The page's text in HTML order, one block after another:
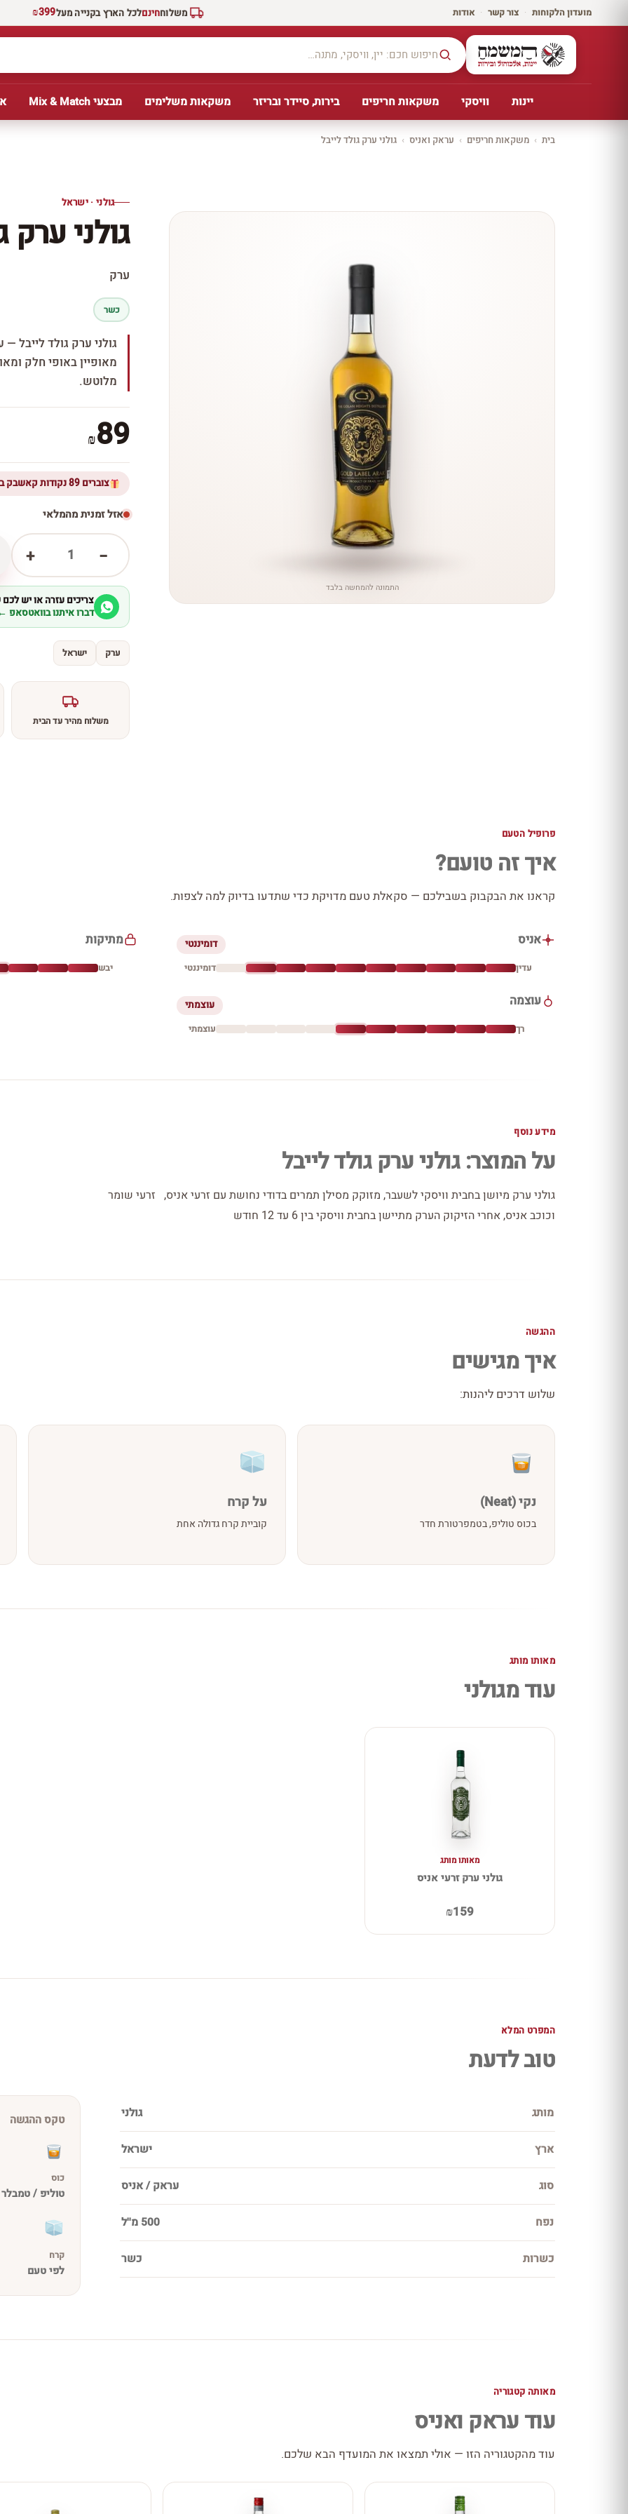
מועדון הלקוחות · צור קשר · אודות משלוחחינםלכל הארץ בקנייה מעל₪399
יינות וויסקי משקאות חריפים בירות, סיידר ובריזר משקאות משלימים מבצעי Mix & Match
בית › משקאות חריפים › עראק ואניס › גולני ערק גולד לייבל
כל
לכל יינות יקב ירושלים ←
גולני · ישראל
גולני ערק
ערק
התמונה להמחשה בלבד
כשר
גולני ערק גולד לייבל
מאופיין באופי חלק
מלוטש.
₪89
צוברים 89 נקודות קאשבק ברכישת מוצר זה
אזל זמנית מהמלאי
−
1
+
צריכים עזרה או יש
דברו איתנו בוואטסאפ ←
ערק ישראל
משלוח מהיר עד הבית
פרופיל הטעם
איך זה טועם?
קראנו את הבקבוק בשבילכם — סקאלת טעם מדויקת כדי שתדעו בדיוק למה לצפות.
אניס דומיננטי
עדין דומיננטי
מתיקות
יבש
עוצמה עוצמתי
רך עוצמתי
מידע נוסף
על המוצר: גולני ערק גולד לייבל
גולני ערק מיושן בחבית וויסקי לשעבר, מזוקק מסילן תמרים בדודי נחושת עם זרעי אניס, זרעי שומר
וכוכב אניס, אחרי הזיקוק הערק מתיישן בחבית וויסקי בין 6 עד 12 חודש
ההגשה
איך מגישים
שלוש דרכים ליהנות:
נקי (Neat)
בכוס טוליפ, בטמפרטורת חדר
על קרח
קוביית קרח גדולה אחת
מאותו מותג
עוד מגולני
מאותו מותג
גולני ערק זרעי אניס
₪159
המפרט המלא
טוב לדעת
מותג גולני
ארץ ישראל
סוג עראק / אניס
נפח 500 מ''ל
כשרות כשר
טקס ההגשה
כוס
טוליפ / טמבלר
קרח
לפי טעם
מאותה קטגוריה
עוד עראק ואניס
עוד מהקטגוריה הזו — אולי תמצאו את המועדף הבא שלכם.